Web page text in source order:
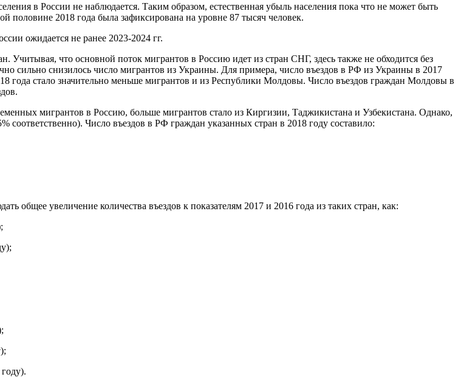
в России не наблюдается. Таким образом, естественная убыль населения пока что не может быть
половине 2018 года была зафиксирована на уровне 87 тысяч человек.
ожидается не ранее 2023-2024 гг.
Учитывая, что основной поток мигрантов в Россию идет из стран СНГ, здесь также не обходится без
сильно снизилось число мигрантов из Украины. Для примера, число въездов в РФ из Украины в 2017
года стало значительно меньше мигрантов и из Республики Молдовы. Число въездов граждан Молдовы в
мигрантов в Россию, больше мигрантов стало из Киргизии, Таджикистана и Узбекистана. Однако,
Число въездов в РФ граждан указанных стран в 2018 году составило:
общее увеличение количества въездов к показателям 2017 и 2016 года из таких стран, как: